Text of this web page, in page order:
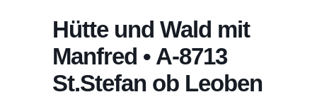
Hütte und Wald mit
Manfred • A-8713
St.Stefan ob Leoben